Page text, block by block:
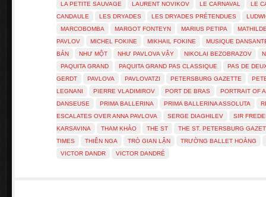
LA PETITE SAUVAGE
LAURENT NOVIKOV LE CARNAVAL
LE
CANDAULE
LES DRYADES LES DRYADES PRÉTENDUES
MARCOBOMBA
MARGOT FONTEYN MARIUS PETIPA
PAVLOV
MICHEL FOKINE MIKHAIL FOKINE
MUSIQUE
BẢN
NHƯ MỘT NHƯ PAVLOVA VẬY NIKOLAI BEZOBRAZOV
PAQUITA GRAND
PAQUITA GRAND PAS CLASSIQUE
PAS DE
GERDT
PAVLOVA PAVLOVATZI PETERSBURG GAZETTE
LEGNANI
PIERRE VLADIMIROV PORT DE BRAS
PORTRAIT OF
DANSEUSE
PRIMA BALLERINA PRIMA BALLERINA ASSOLUTA
ESCALATES OVER ANNA PAVLOVA
SERGE DIAGHILEV
SIR
KARSAVINA
THAM KHẢO THE ST
THE ST. PETERSBURG
TIMES
THIÊN NGA TRÒ GIAN LẬN
TRƯỜNG BALLET HOÀNG
VICTOR DANDR
VICTOR DANDRÉ